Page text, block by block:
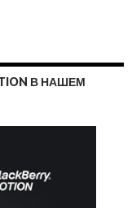
В НАШЕМ